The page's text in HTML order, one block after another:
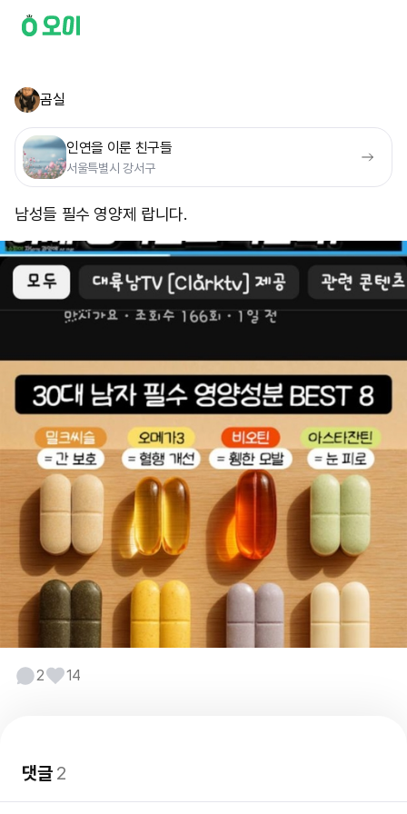
곰실
인연을 이룬 친구들
서울특별시 강서구
남성들 필수 영양제 랍니다.
2 14
댓글2